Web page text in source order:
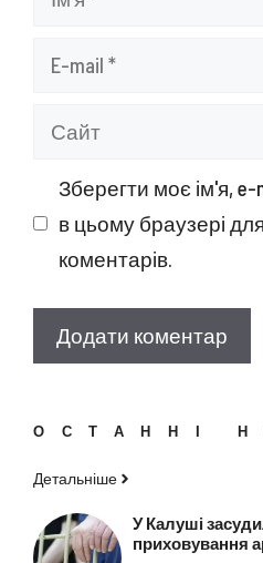
Сайт
Зберегти моє ім'я,
в цьому браузері
коментарів.
ОСТАННІ
Детальніше
У Калуші
приховування